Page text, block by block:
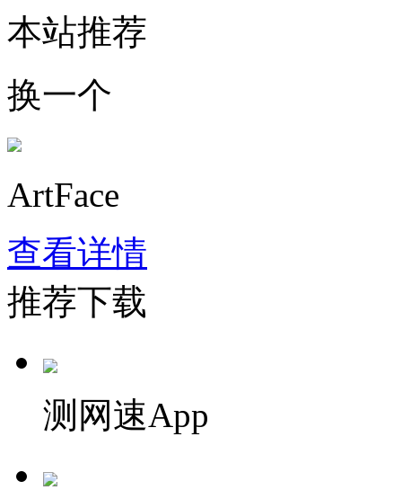
本站推荐
换一个
ArtFace
查看详情
推荐下载
测网速App